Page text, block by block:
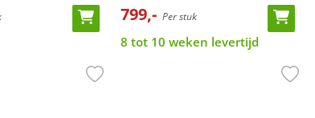
799,- Per stuk
8 tot 10 weken levertijd